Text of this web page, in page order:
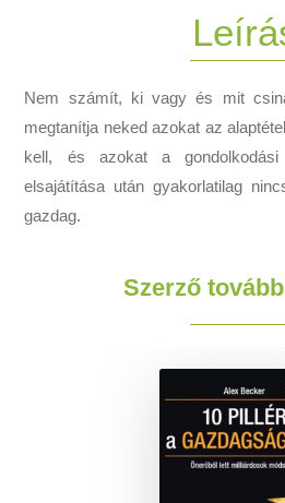
Nem számít, ki vagy és mit
megtanítja neked azokat az
kell, és azokat a gondolkodási
elsajátítása után gyakorlatilag
gazdag.
Szerző